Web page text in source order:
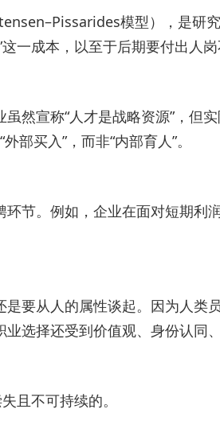
模型），是
一成本，以至于后期要付出人
然宣称“人才是战略资源”，
买入”，而非“内部育人”。
节。例如，企业在面对短期
要从人的属性谈起。因为人
选择还受到价值观、身份认
且不可持续的。